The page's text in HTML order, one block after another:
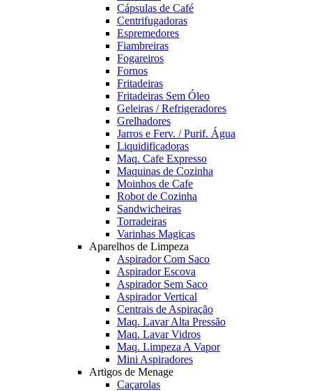
Cápsulas de Café
Centrifugadoras
Espremedores
Fiambreiras
Fogareiros
Fornos
Fritadeiras
Fritadeiras Sem Óleo
Geleiras / Refrigeradores
Grelhadores
Jarros e Ferv. / Purif. Água
Liquidificadoras
Maq. Cafe Expresso
Maquinas de Cozinha
Moinhos de Cafe
Robot de Cozinha
Sandwicheiras
Torradeiras
Varinhas Magicas
Aparelhos de Limpeza
Aspirador Com Saco
Aspirador Escova
Aspirador Sem Saco
Aspirador Vertical
Centrais de Aspiração
Maq. Lavar Alta Pressão
Maq. Lavar Vidros
Maq. Limpeza A Vapor
Mini Aspiradores
Artigos de Menage
Caçarolas